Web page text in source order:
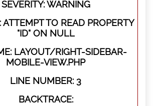
SEVERITY: WARNING
ATTEMPT TO READ PROPERTY
"ID" ON NULL
LAYOUT/RIGHT-SIDEBAR-
MOBILE-VIEW.PHP
LINE NUMBER: 3
BACKTRACE: